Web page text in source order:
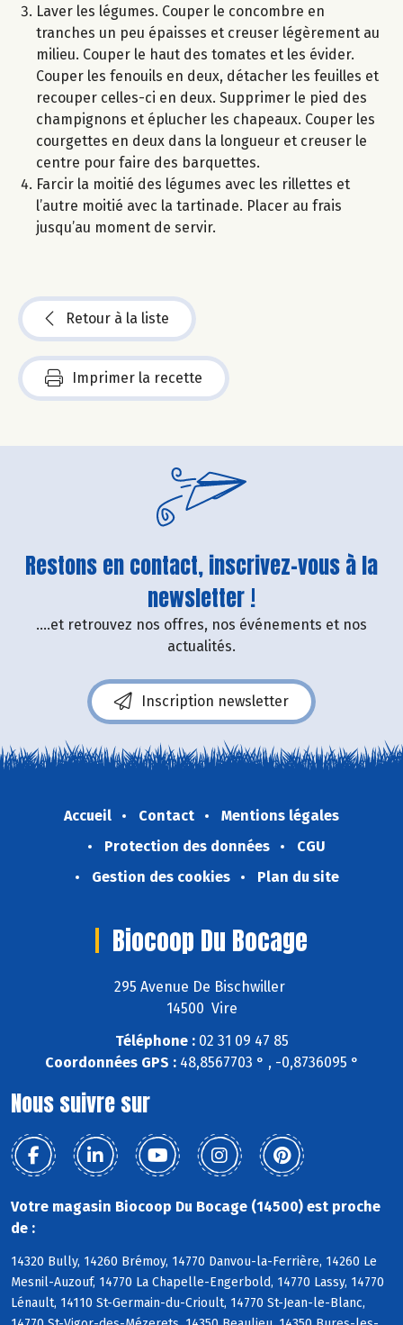
Laver les légumes. Couper le concombre en
tranches un peu épaisses et creuser légèrement au
milieu. Couper le haut des tomates et les évider.
Couper les fenouils en deux, détacher les feuilles et
recouper celles-ci en deux. Supprimer le pied des
champignons et éplucher les chapeaux. Couper les
courgettes en deux dans la longueur et creuser le
centre pour faire des barquettes.
Farcir la moitié des légumes avec les rillettes et
l’autre moitié avec la tartinade. Placer au frais
jusqu’au moment de servir.
Retour à la liste
Imprimer la recette
Restons en contact, inscrivez-vous à la
newsletter !
....et retrouvez nos offres, nos événements et nos
actualités.
Inscription newsletter
Accueil Contact
Mentions légales
Protection des données
CGU
Gestion des cookies
Plan du site
Biocoop Du Bocage
295 Avenue De Bischwiller
14500 Vire
Téléphone :02 31 09 47 85
Coordonnées GPS :48,8567703 ° , -0,8736095 °
Nous suivre sur
Votre magasin Biocoop Du Bocage (14500) est proche
de :
14320 Bully, 14260 Brémoy, 14770 Danvou-la-Ferrière, 14260 Le
Mesnil-Auzouf, 14770 La Chapelle-Engerbold, 14770 Lassy, 14770
Lénault, 14110 St-Germain-du-Crioult, 14770 St-Jean-le-Blanc,